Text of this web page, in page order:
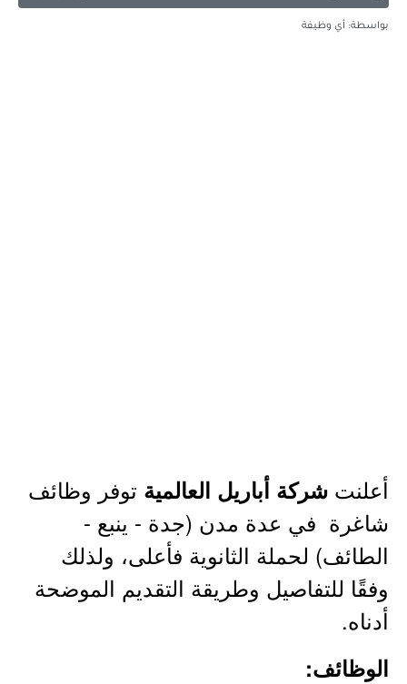
بواسطة: أي وظيفة
أعلنت شركة أباريل العالمية توفر وظائف
شاغرة في عدة مدن (جدة - ينبع -
الطائف) لحملة الثانوية فأعلى، ولذلك
وفقًا للتفاصيل وطريقة التقديم الموضحة
أدناه.
الوظائف: